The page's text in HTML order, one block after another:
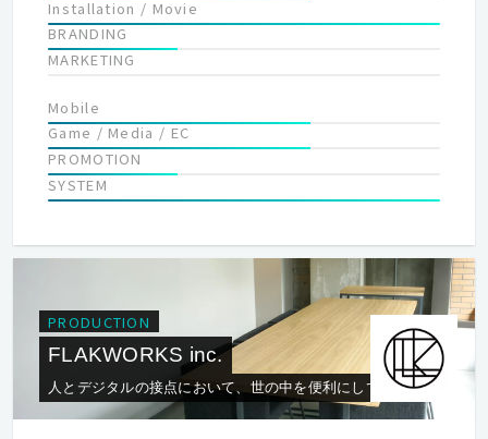
Installation / Movie
BRANDING
MARKETING
Mobile
Game / Media / EC
PROMOTION
SYSTEM
PRODUCTION
FLAKWORKS inc.
人とデジタルの接点において、世の中を便利にしていく。